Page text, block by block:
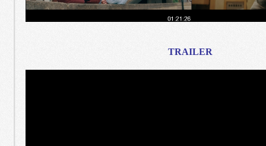
TRAILER